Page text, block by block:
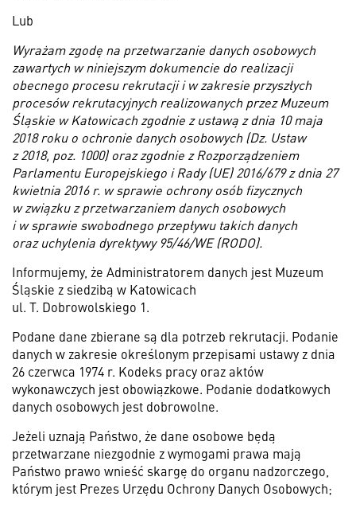
Lub
Wyrażam zgodę na przetwarzanie danych osobowych
zawartych w niniejszym dokumencie do realizacji
obecnego procesu rekrutacji i w zakresie przyszłych
procesów rekrutacyjnych realizowanych przez Muzeum
Śląskie w Katowicach zgodnie z ustawą z dnia 10 maja
2018 roku o ochronie danych osobowych (Dz. Ustaw
z 2018, poz. 1000) oraz zgodnie z Rozporządzeniem
Parlamentu Europejskiego i Rady (UE) 2016/679 z dnia 27
kwietnia 2016 r. w sprawie ochrony osób fizycznych
w związku z przetwarzaniem danych osobowych
i w sprawie swobodnego przepływu takich danych
oraz uchylenia dyrektywy 95/46/WE (RODO).
Informujemy, że Administratorem danych jest Muzeum
Śląskie z siedzibą w Katowicach
ul. T. Dobrowolskiego 1.
Podane dane zbierane są dla potrzeb rekrutacji. Podanie
danych w zakresie określonym przepisami ustawy z dnia
26 czerwca 1974 r. Kodeks pracy oraz aktów
wykonawczych jest obowiązkowe. Podanie dodatkowych
danych osobowych jest dobrowolne.
Jeżeli uznają Państwo, że dane osobowe będą
przetwarzane niezgodnie z wymogami prawa mają
Państwo prawo wnieść skargę do organu nadzorczego,
którym jest Prezes Urzędu Ochrony Danych Osobowych;